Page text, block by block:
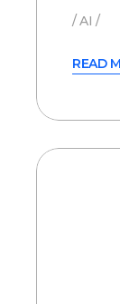
AI
READ